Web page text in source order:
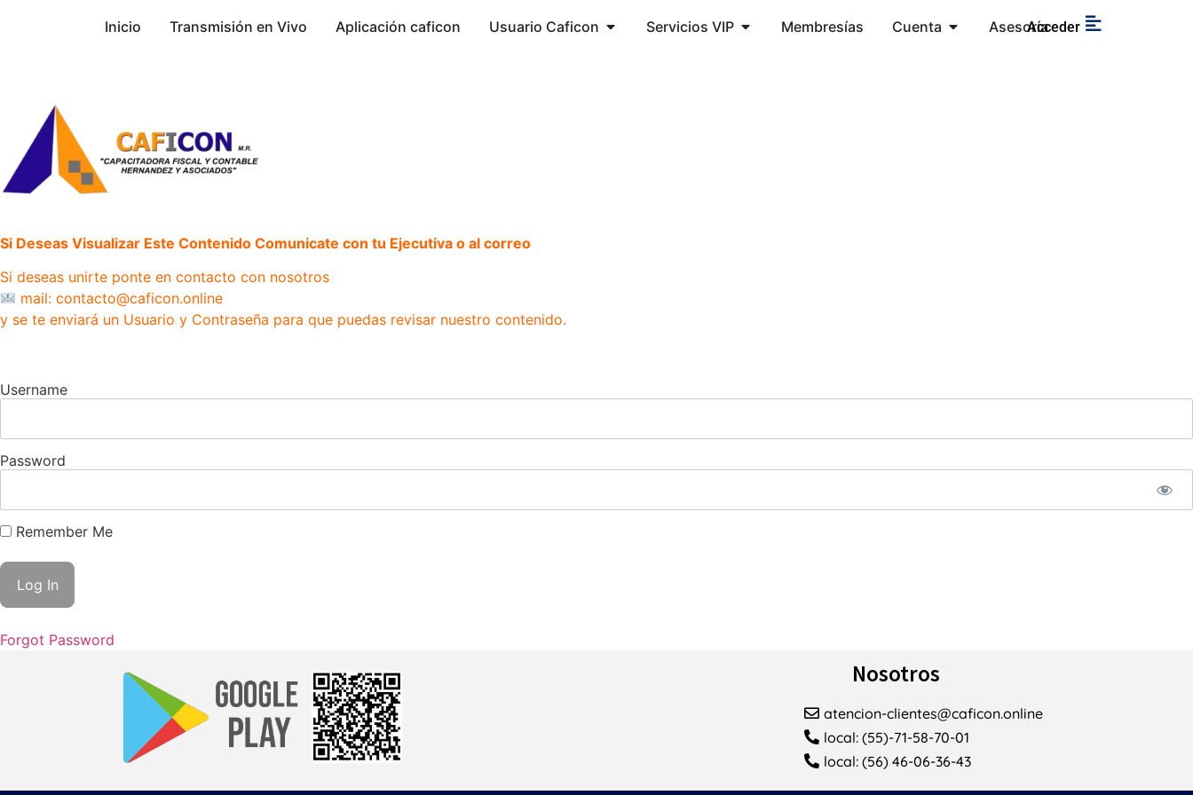
Inicio Transmisión en Vivo Aplicación caficon Usuario Caficon Servicios VIP Membresías Cuenta AsesoríaAcceder
Si Deseas Visualizar Este Contenido Comunicate con tu Ejecutiva o al correo
Si deseas unirte ponte en contacto con nosotros
mail: contacto@caficon.online
y se te enviará un Usuario y Contraseña para que puedas revisar nuestro contenido.
Username
Password
Remember Me
Forgot Password
Nosotros
atencion-clientes@caficon.online
local: (55)-71-58-70-01
local: (56) 46-06-36-43